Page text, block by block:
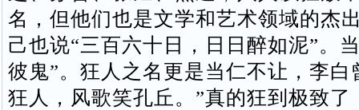
名，但他们也是文学和艺术领域的杰
己也说“三百六十日，日日醉如泥”。
彼鬼”。狂人之名更是当仁不让，李白
狂人，风歌笑孔丘。”真的狂到极致了